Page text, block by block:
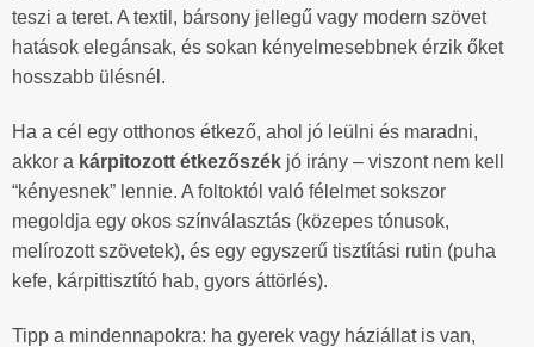
teszi a teret. A textil, bársony jellegű vagy modern szövet
hatások elegánsak, és sokan kényelmesebbnek érzik őket
hosszabb ülésnél.
Ha a cél egy otthonos étkező, ahol jó leülni és maradni,
akkor a kárpitozott étkezőszék jó irány – viszont nem kell
“kényesnek” lennie. A foltoktól való félelmet sokszor
megoldja egy okos színválasztás (közepes tónusok,
melírozott szövetek), és egy egyszerű tisztítási rutin (puha
kefe, kárpittisztító hab, gyors áttörlés).
Tipp a mindennapokra: ha gyerek vagy háziállat is van,